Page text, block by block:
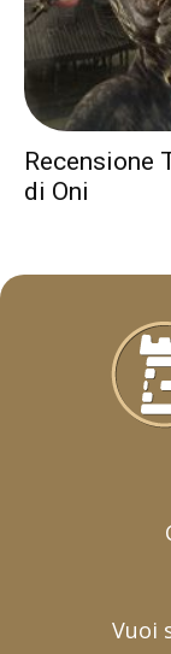
Recensione
di Oni
Vuoi